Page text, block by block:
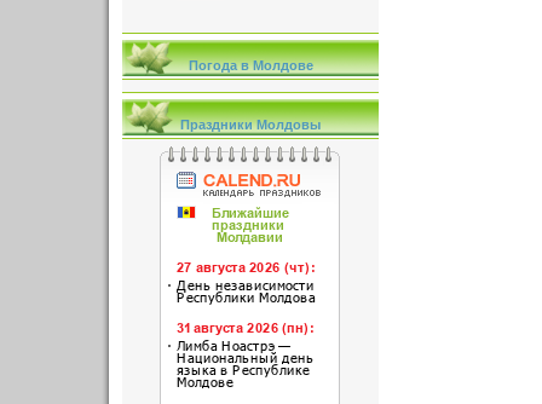
Погода в Молдове
Праздники Молдовы